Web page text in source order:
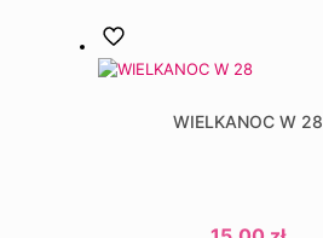
WIELKANOC W 28